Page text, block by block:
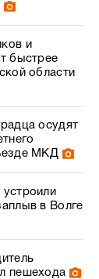
и
быстрее
области
осудят
МКД
в Волге
пешехода